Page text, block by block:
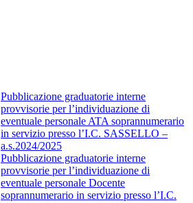
Pubblicazione graduatorie interne
provvisorie per l’individuazione di
eventuale personale ATA soprannumerario
in servizio presso l’I.C. SASSELLO –
a.s.2024/2025
Pubblicazione graduatorie interne
provvisorie per l’individuazione di
eventuale personale Docente
soprannumerario in servizio presso l’I.C.